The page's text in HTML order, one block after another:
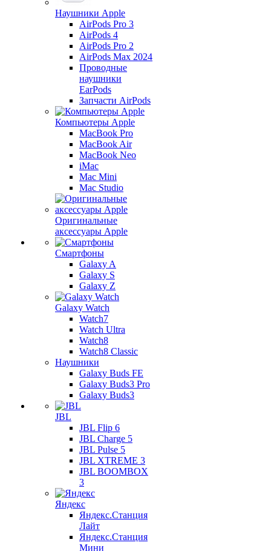
Наушники Apple
AirPods Pro 3
AirPods 4
AirPods Pro 2
AirPods Max 2024
Проводные
наушники
EarPods
Запчасти AirPods
Компьютеры Apple
MacBook Pro
MacBook Air
MacBook Neo
iMac
Mac Mini
Mac Studio
Оригинальные
аксессуары Apple
Смартфоны
Galaxy A
Galaxy S
Galaxy Z
Galaxy Watch
Watch7
Watch Ultra
Watch8
Watch8 Classic
Наушники
Galaxy Buds FE
Galaxy Buds3 Pro
Galaxy Buds3
JBL
JBL Flip 6
JBL Charge 5
JBL Pulse 5
JBL XTREME 3
JBL BOOMBOX
3
Яндекс
Яндекс.Станция
Лайт
Яндекс.Станция
Мини